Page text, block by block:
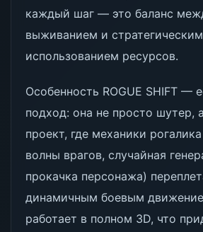
каждый шаг — это баланс
выживанием и стратегическим
использованием ресурсов.
Особенность ROGUE SHIFT —
подход: она не просто шутер,
проект, где механики
волны врагов, случайная
прокачка персонажа)
динамичным боевым
работает в полном 3D, что